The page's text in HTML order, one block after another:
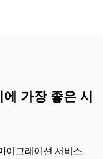
가장 좋은 시
이그레이션 서비스